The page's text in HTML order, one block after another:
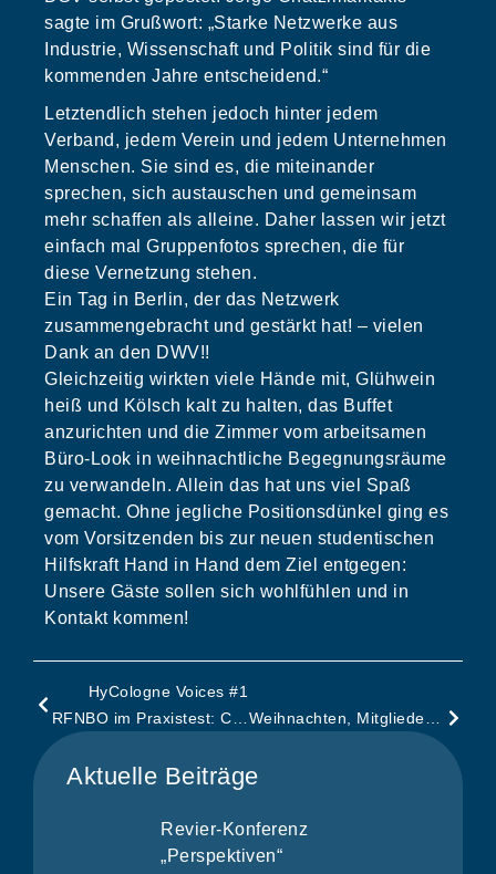
sagte im Grußwort: „Starke Netzwerke aus
Industrie, Wissenschaft und Politik sind für die
kommenden Jahre entscheidend.“
Letztendlich stehen jedoch hinter jedem
Verband, jedem Verein und jedem Unternehmen
Menschen. Sie sind es, die miteinander
sprechen, sich austauschen und gemeinsam
mehr schaffen als alleine. Daher lassen wir jetzt
einfach mal Gruppenfotos sprechen, die für
diese Vernetzung stehen.
Ein Tag in Berlin, der das Netzwerk
zusammengebracht und gestärkt hat! – vielen
Dank an den DWV!!
Gleichzeitig wirkten viele Hände mit, Glühwein
heiß und Kölsch kalt zu halten, das Buffet
anzurichten und die Zimmer vom arbeitsamen
Büro-Look in weihnachtliche Begegnungsräume
zu verwandeln. Allein das hat uns viel Spaß
gemacht. Ohne jegliche Positionsdünkel ging es
vom Vorsitzenden bis zur neuen studentischen
Hilfskraft Hand in Hand dem Ziel entgegen:
Unsere Gäste sollen sich wohlfühlen und in
Kontakt kommen!
HyCologne Voices #1
RFNBO im Praxistest: Chancen, Hürden und was jetzt entscheidend ist
Aktuelle Beiträge
Revier-Konferenz
„Perspektiven“